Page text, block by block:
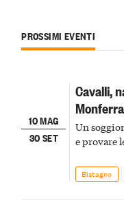
PROSSIMI EVENTI
10 MAG
30 SET
Cavalli,
Un
e provare
Bistagno